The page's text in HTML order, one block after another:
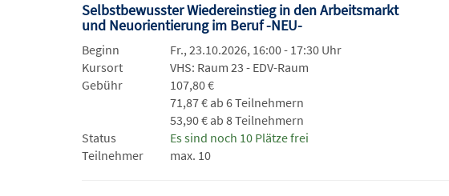
Selbstbewusster Wiedereinstieg in den Arbeitsmarkt
und Neuorientierung im Beruf -NEU-
Beginn
Fr., 23.10.2026, 16:00 - 17:30 Uhr
Kursort
VHS: Raum 23 - EDV-Raum
Gebühr
107,80 €
71,87 € ab 6 Teilnehmern
53,90 € ab 8 Teilnehmern
Status
Es sind noch 10 Plätze frei
Teilnehmer
max. 10